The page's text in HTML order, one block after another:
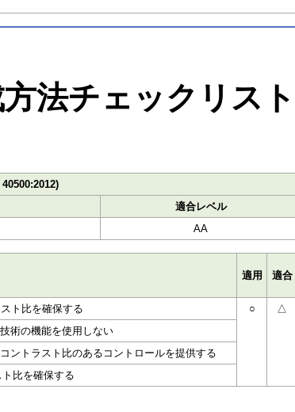
法チェックリスト
適合レベル
AA
適用 適合
ト比を確保する ○ △
術の機能を使用しない
ントラスト比のあるコントロールを提供する
比を確保する